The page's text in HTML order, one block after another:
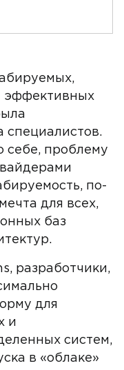
эффективных
специалистов.
себе, проблему
по-
для всех,
баз
разработчики,
для
и
систем,
в «облаке»